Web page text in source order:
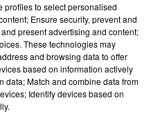
Mulhouse : rencontre
rouges
profiles to select personalised
Ensure security, prevent and
present advertising and content;
These technologies may
and browsing data to offer
based on information actively
data; Match and combine data from
Identify devices based on